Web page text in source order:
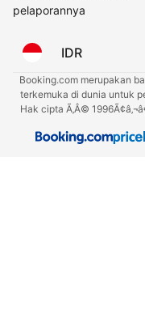
pelaporannya
IDR
Booking.com merupakan
terkemuka di dunia untuk
Hak cipta Ã‚Â©